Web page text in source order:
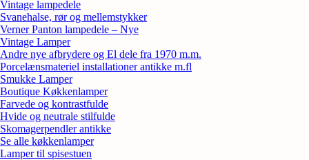
Vintage lampedele
Svanehalse, rør og mellemstykker
Verner Panton lampedele – Nye
Vintage Lamper
Andre nye afbrydere og El dele fra 1970 m.m.
Porcelænsmateriel installationer antikke m.fl
Smukke Lamper
Boutique Køkkenlamper
Farvede og kontrastfulde
Hvide og neutrale stilfulde
Skomagerpendler antikke
Se alle køkkenlamper
Lamper til spisestuen